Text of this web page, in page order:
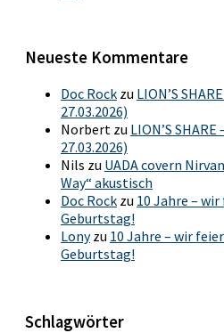
Neueste Kommentare
Doc Rock zu LION’S
27.03.2026)
Norbert zu LION’S
27.03.2026)
Nils zu UADA covern
Way“ akustisch
Doc Rock zu 10 Jahre –
Geburtstag!
Lonyzu 10 Jahre – wir
Geburtstag!
Schlagwörter